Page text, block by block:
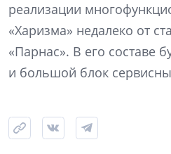
реализации
«Харизма» недалеко от
«Парнас». В его составе
и большой блок